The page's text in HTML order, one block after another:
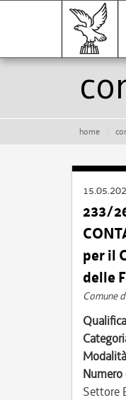
home
233/
per il
delle
Comune
Numero
Settore